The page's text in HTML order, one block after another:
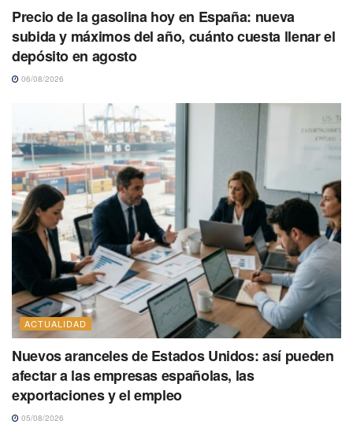
Precio de la gasolina hoy en España: nueva
subida y máximos del año, cuánto cuesta llenar el
depósito en agosto
06/08/2026
ACTUALIDAD
Nuevos aranceles de Estados Unidos: así pueden
afectar a las empresas españolas, las
exportaciones y el empleo
05/08/2026